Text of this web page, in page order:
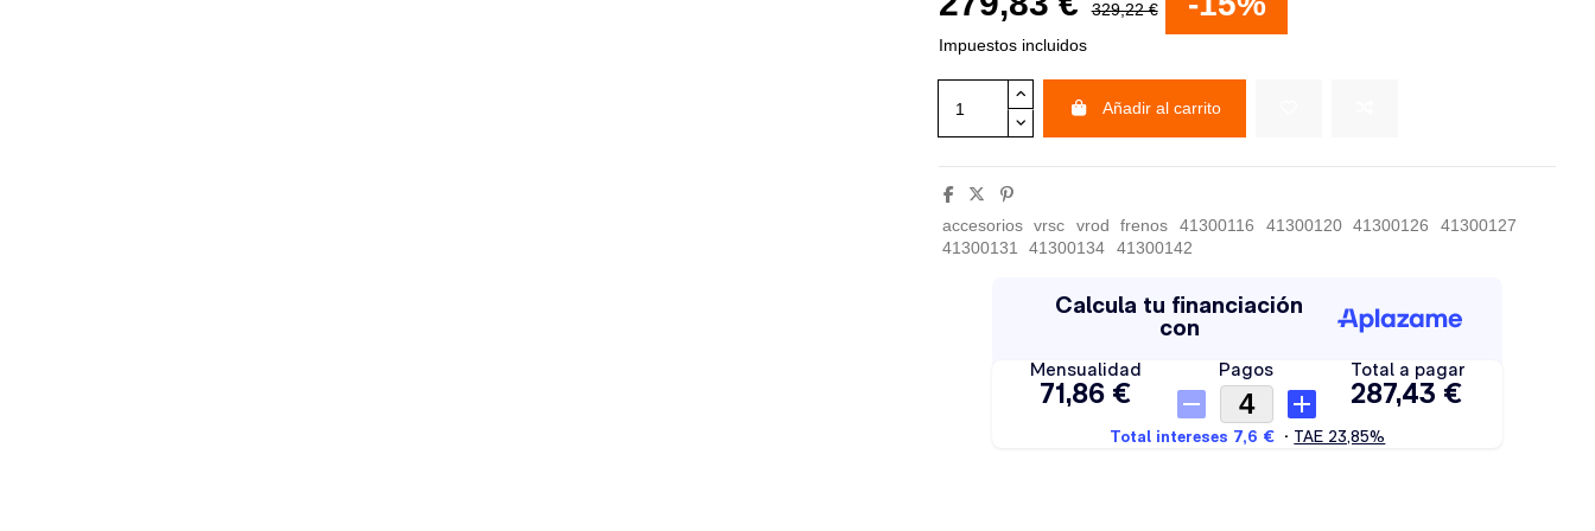
329,22 €
Impuestos incluidos
Añadir al carrito
accesorios vrsc vrod frenos 41300116 41300120 41300126
41300127
41300131
41300134 41300142